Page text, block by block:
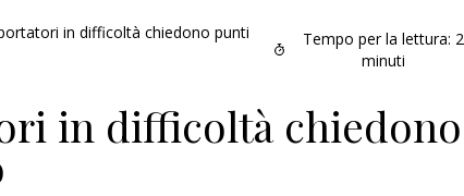
in difficoltà chiedono punti
Tempo per la lettura: 2
minuti
in difficoltà chiedono